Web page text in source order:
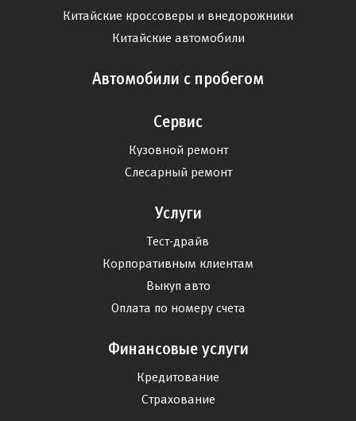
Китайские кроссоверы и внедорожники
Китайские автомобили
Автомобили с пробегом
Сервис
Кузовной ремонт
Слесарный ремонт
Услуги
Тест-драйв
Корпоративным клиентам
Выкуп авто
Оплата по номеру счета
Финансовые услуги
Кредитование
Страхование